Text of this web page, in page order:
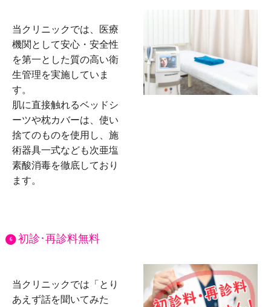
当クリニックでは、医療
機関として安心・安全性
を第一とした質の高い衛
生管理を実施していま
す。
肌に直接触れるベッドシ
ーツや枕カバーは、使い
捨てのものを使用し、施
術器具一式なども次亜塩
素酸消毒を徹底しており
ます。
6 初診･再診料無料
当クリニックでは「とり
あえず話を聞いてみた